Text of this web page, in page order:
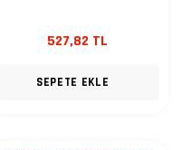
527,82 TL
SEPETE EKLE